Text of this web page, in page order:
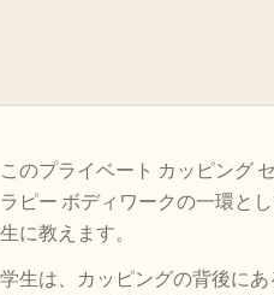
このプライベート カッピング
ラピー ボディワークの一環と
生に教えます。
学生は、カッピングの背後に